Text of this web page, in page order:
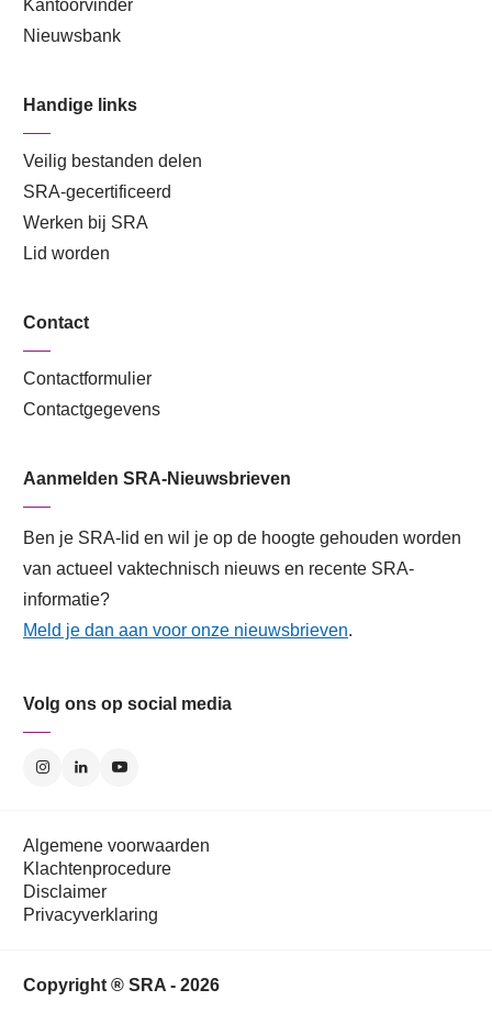
Kantoorvinder
Nieuwsbank
Handige links
Veilig bestanden delen
SRA-gecertificeerd
Werken bij SRA
Lid worden
Contact
Contactformulier
Contactgegevens
Aanmelden SRA-Nieuwsbrieven
Ben je SRA-lid en wil je op de hoogte gehouden worden
van actueel vaktechnisch nieuws en recente SRA-
informatie?
Meld je dan aan voor onze nieuwsbrieven.
Volg ons op social media
Algemene voorwaarden
Klachtenprocedure
Disclaimer
Privacyverklaring
Copyright ® SRA - 2026